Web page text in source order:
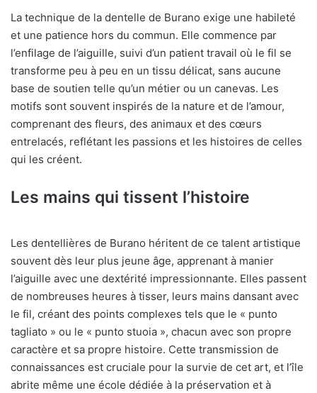
La technique de la dentelle de Burano exige une habileté
et une patience hors du commun. Elle commence par
l’enfilage de l’aiguille, suivi d’un patient travail où le fil se
transforme peu à peu en un tissu délicat, sans aucune
base de soutien telle qu’un métier ou un canevas. Les
motifs sont souvent inspirés de la nature et de l’amour,
comprenant des fleurs, des animaux et des cœurs
entrelacés, reflétant les passions et les histoires de celles
qui les créent.
Les mains qui tissent l’histoire
Les dentellières de Burano héritent de ce talent artistique
souvent dès leur plus jeune âge, apprenant à manier
l’aiguille avec une dextérité impressionnante. Elles passent
de nombreuses heures à tisser, leurs mains dansant avec
le fil, créant des points complexes tels que le « punto
tagliato » ou le « punto stuoia », chacun avec son propre
caractère et sa propre histoire. Cette transmission de
connaissances est cruciale pour la survie de cet art, et l’île
abrite même une école dédiée à la préservation et à